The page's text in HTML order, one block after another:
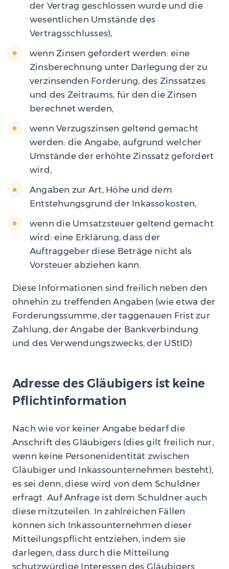
der Vertrag geschlossen wurde und die
wesentlichen Umstände des
Vertragsschlusses),
wenn Zinsen gefordert werden: eine
Zinsberechnung unter Darlegung der zu
verzinsenden Forderung, des Zinssatzes
und des Zeitraums, für den die Zinsen
berechnet werden,
wenn Verzugszinsen geltend gemacht
werden: die Angabe, aufgrund welcher
Umstände der erhöhte Zinssatz gefordert
wird,
Angaben zur Art, Höhe und dem
Entstehungsgrund der Inkassokosten,
wenn die Umsatzsteuer geltend gemacht
wird: eine Erklärung, dass der
Auftraggeber diese Beträge nicht als
Vorsteuer abziehen kann.
Diese Informationen sind freilich neben den
ohnehin zu treffenden Angaben (wie etwa der
Forderungssumme, der taggenauen Frist zur
Zahlung, der Angabe der Bankverbindung
und des Verwendungszwecks, der UStID)
Adresse des Gläubigers ist keine
Pflichtinformation
Nach wie vor keiner Angabe bedarf die
Anschrift des Gläubigers (dies gilt freilich nur,
wenn keine Personenidentität zwischen
Gläubiger und Inkassounternehmen besteht),
es sei denn, diese wird von dem Schuldner
erfragt. Auf Anfrage ist dem Schuldner auch
diese mitzuteilen. In zahlreichen Fällen
können sich Inkassounternehmen dieser
Mitteilungspflicht entziehen, indem sie
darlegen, dass durch die Mitteilung
schutzwürdige Interessen des Gläubigers